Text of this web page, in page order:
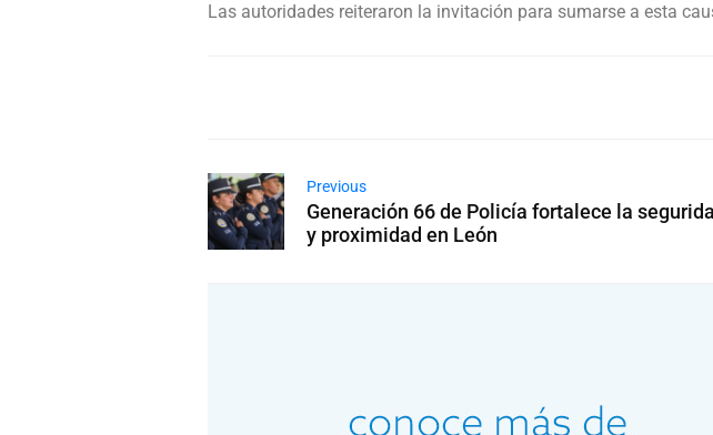
Las autoridades reiteraron la invitación para sumarse a esta
Previous
Generación 66 de Policía fortalece la
y proximidad en León